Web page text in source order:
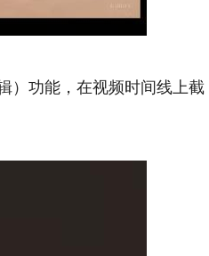
）功能，在视频时间线上截